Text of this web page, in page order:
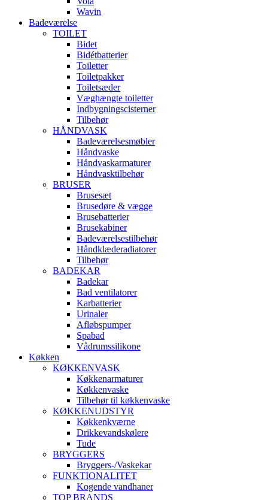
Wavin
Badeværelse
TOILET
Bidet
Bidétbatterier
Toiletter
Toiletpakker
Toiletsæder
Væghængte toiletter
Indbygningscisterner
Tilbehør
HÅNDVASK
Badeværelsesmøbler
Håndvaske
Håndvaskarmaturer
Håndvasktilbehør
BRUSER
Brusesæt
Brusedøre & vægge
Brusebatterier
Brusekabiner
Badeværelsestilbehør
Håndklæderadiatorer
Tilbehør
BADEKAR
Badekar
Bad ventilatorer
Karbatterier
Urinaler
Afløbspumper
Spabad
Vådrumssilikone
Køkken
KØKKENVASK
Køkkenarmaturer
Køkkenvaske
Tilbehør til køkkenvaske
KØKKENUDSTYR
Køkkenkværne
Drikkevandskølere
Tude
BRYGGERS
Bryggers-/Vaskekar
FUNKTIONALITET
Kogende vandhaner
TOP BRANDS